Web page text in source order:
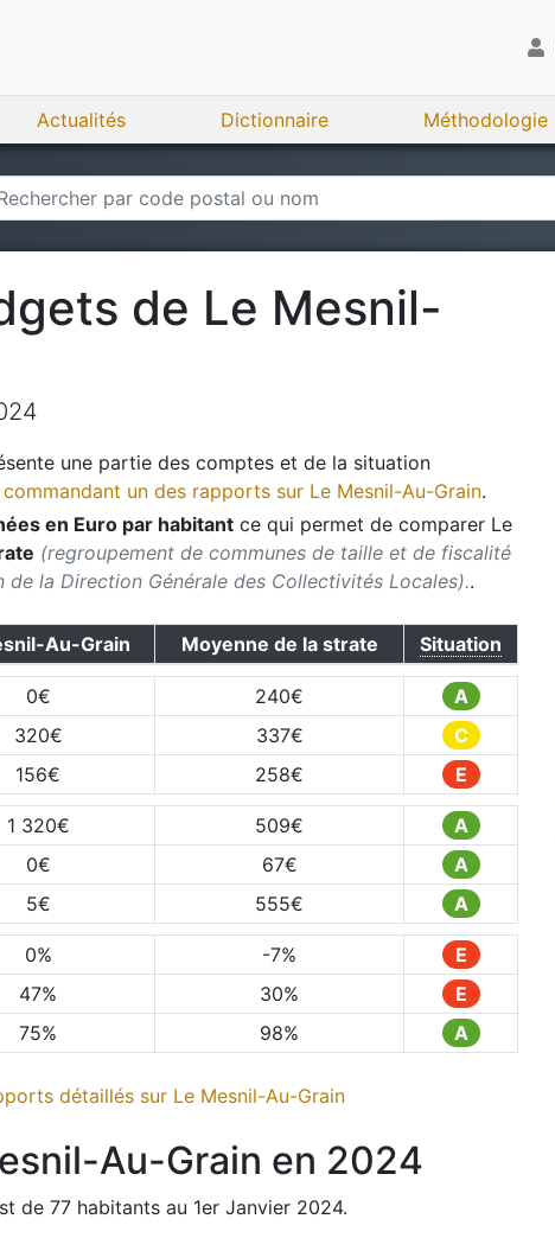
Actualités Dictionnaire Méthodologie
de Le Mesnil-
une partie des comptes et de la situation
commandant un des rapports sur Le Mesnil-Au-Grain.
en Euro par habitant ce qui permet de comparer Le
(regroupement de communes de taille et de fiscalité
la Direction Générale des Collectivités Locales)..
Au-Grain Moyenne de la strate Situation
0€ 240€
A
320€ 337€
C
156€ 258€ E
1 320€ 509€
A
0€ 67€
A
5€ 555€ A
0% -7%
E
47% 30%
E
75% 98% A
détaillés sur Le Mesnil-Au-Grain
Au-Grain en 2024
de 77 habitants au 1er Janvier 2024.